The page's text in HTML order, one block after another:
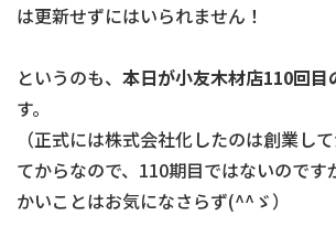
は更新せずにはいられません！
というのも、 本日が小友木材店110回目
す。
（正式には株式会社化したのは創業し
てからなので、110期目ではないのです
かいことはお気になさらず(^^ゞ）